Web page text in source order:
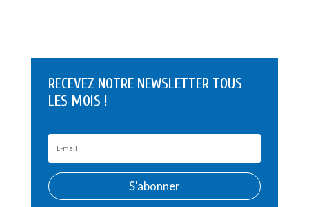
RECEVEZ NOTRE NEWSLETTER TOUS
LES MOIS !
S'abonner